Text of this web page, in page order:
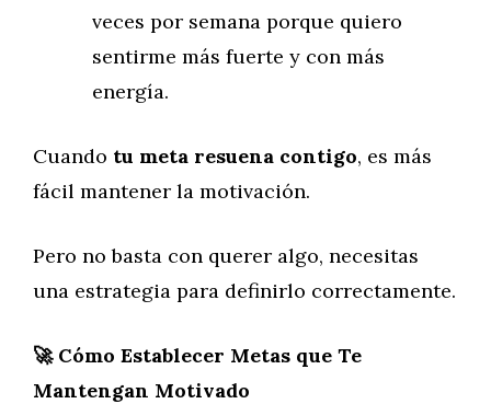
veces por semana porque quiero
sentirme más fuerte y con más
energía.
Cuando tu meta resuena contigo, es más
fácil mantener la motivación.
Pero no basta con querer algo, necesitas
una estrategia para definirlo correctamente.
🚀Cómo Establecer Metas que Te
Mantengan Motivado